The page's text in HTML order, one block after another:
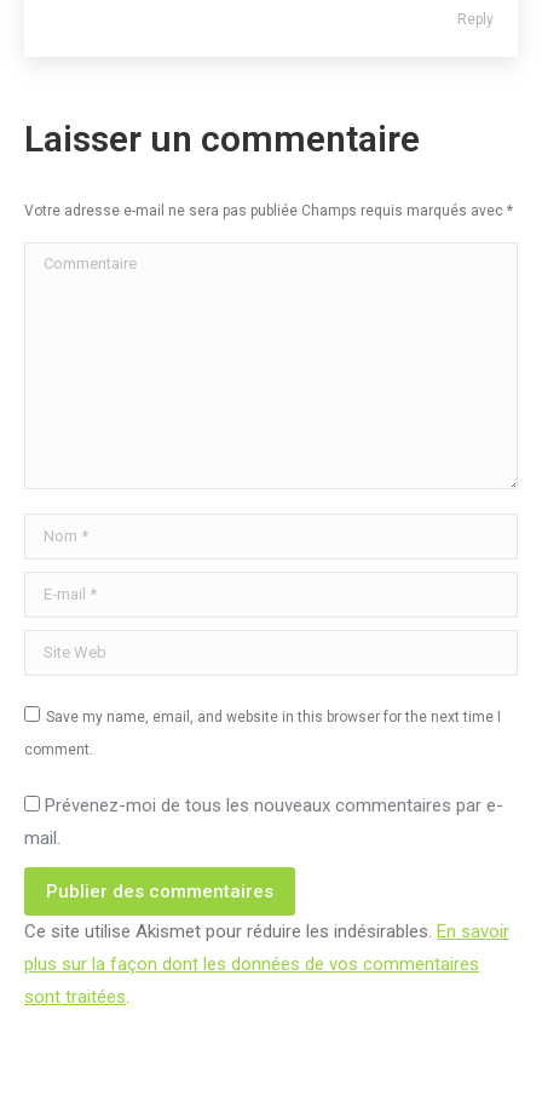
Reply
Laisser un commentaire
Votre adresse e-mail ne sera pas publiée Champs requis marqués avec *
Commentaire
Nom *
E-mail *
Site Web
Save my name, email, and website in this browser for the next time I
comment.
Prévenez-moi de tous les nouveaux commentaires par e-
mail.
Publier des commentaires
Ce site utilise Akismet pour réduire les indésirables. En savoir
plus sur la façon dont les données de vos commentaires
sont traitées